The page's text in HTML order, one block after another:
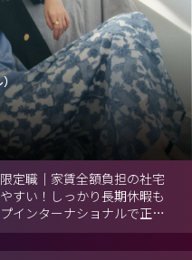
）
定職｜家賃全額負担の社宅
すい！しっかり長期休暇も
インターナショナルで正社